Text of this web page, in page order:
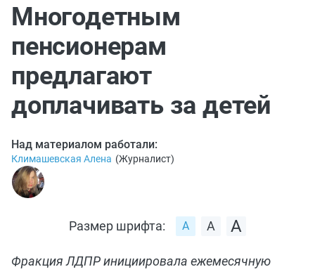
07.08
отношений #новости
Многодетным
пенсионерам
предлагают
доплачивать за детей
Над материалом работали:
Климашевская Алена (Журналист)
Размер шрифта:
Фракция ЛДПР инициировала ежемесячную